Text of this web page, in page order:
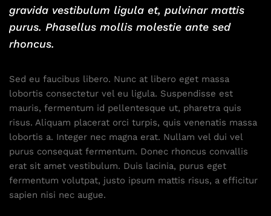
gravida vestibulum ligula et, pulvinar mattis
purus. Phasellus mollis molestie ante sed
rhoncus.
Sed eu faucibus libero. Nunc at libero eget massa
lobortis consectetur vel eu ligula. Suspendisse est
mauris, fermentum id pellentesque ut, pharetra quis
risus. Aliquam placerat orci turpis, quis venenatis massa
lobortis a. Integer nec magna erat. Nullam vel dui vel
purus consequat fermentum. Donec rhoncus convallis
erat sit amet vestibulum. Duis lacinia, purus eget
fermentum volutpat, justo ipsum mattis risus, a efficitur
sapien nisi nec augue.